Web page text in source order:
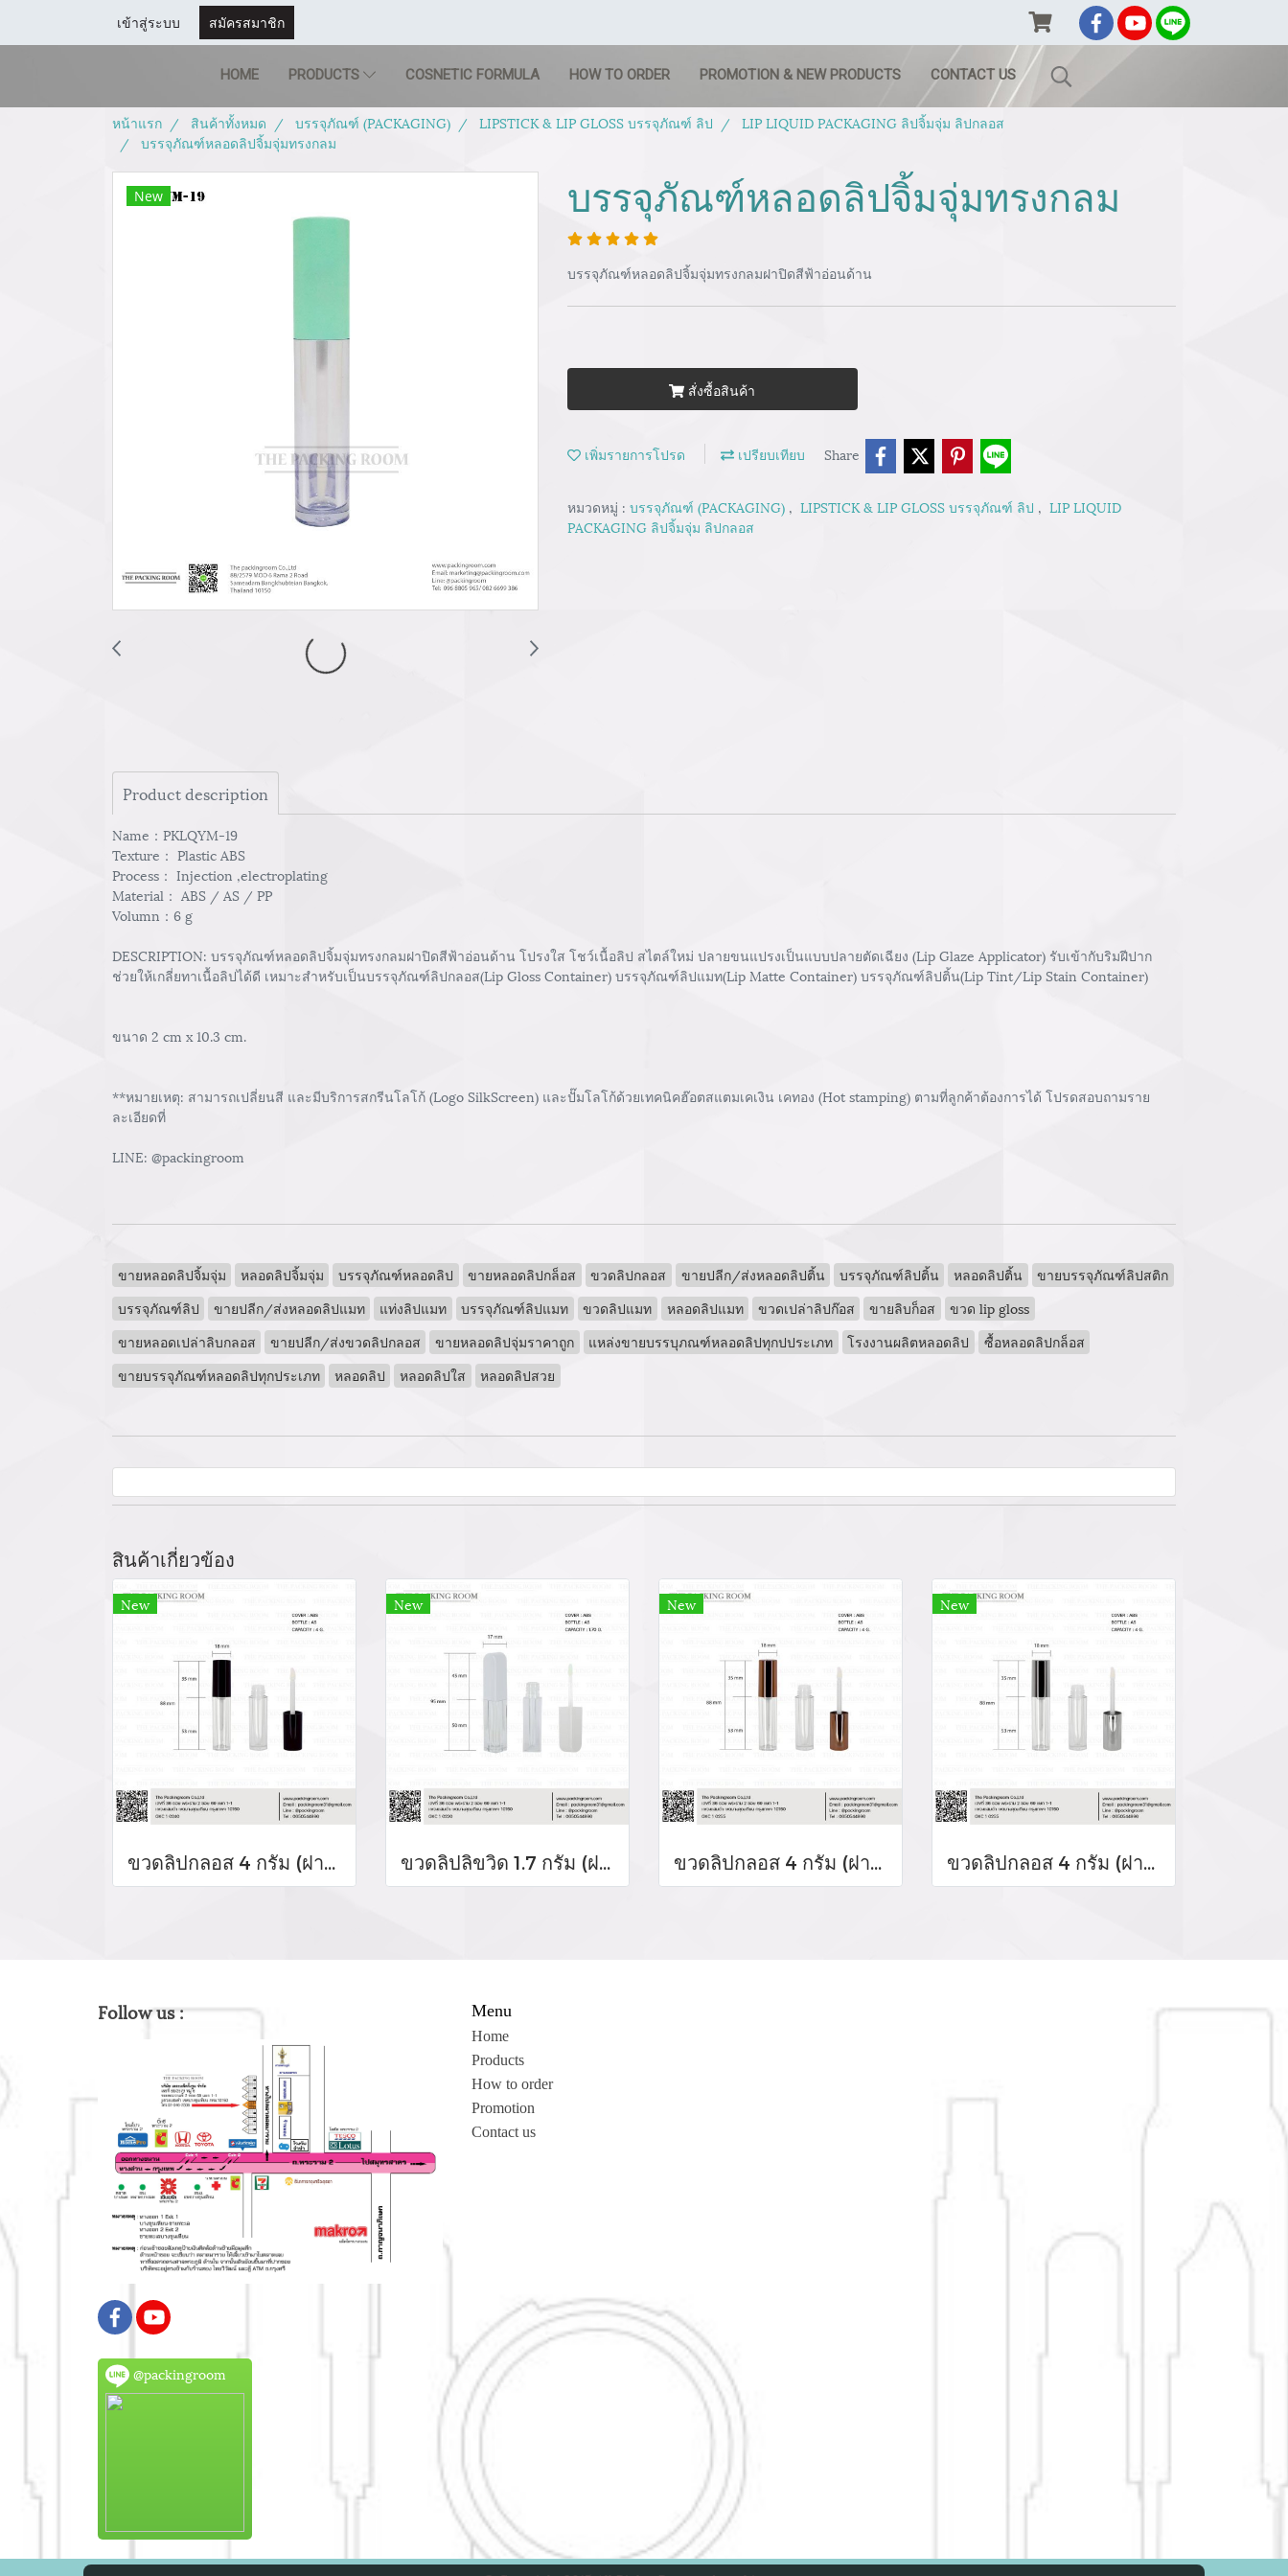
เข้าสู่ระบบ สมัครสมาชิก
HOME PRODUCTS COSNETIC FORMULA HOW TO ORDER PROMOTION & NEW PRODUCTS CONTACT US
หน้าแรก สินค้าทั้งหมด บรรจุภัณฑ์ (PACKAGING) LIPSTICK & LIP GLOSS บรรจุภัณฑ์ ลิป
LIP LIQUID PACKAGING ลิปจิ้มจุ่ม ลิปกลอส
บรรจุภัณฑ์หลอดลิปจิ้มจุ่มทรงกลม
New บรรจุภัณฑ์หลอดลิปจิ้มจุ่มทรงกลม
บรรจุภัณฑ์หลอดลิปจิ้มจุ่มทรงกลมฝาปิดสีฟ้าอ่อนด้าน
สั่งซื้อสินค้า
เพิ่มรายการโปรด เปรียบเทียบ Share
หมวดหมู่ : บรรจุภัณฑ์ (PACKAGING) , LIPSTICK & LIP GLOSS บรรจุภัณฑ์ ลิป , LIP LIQUID
PACKAGING ลิปจิ้มจุ่ม ลิปกลอส
Product description
Name：PKLQYM-19
Texture： Plastic ABS
Process： Injection ,electroplating
Material： ABS / AS / PP
Volumn：6 g
DESCRIPTION: บรรจุภัณฑ์หลอดลิปจิ้มจุ่มทรงกลมฝาปิดสีฟ้าอ่อนด้าน โปรงใส โชว์เนื้อลิป สไตล์ใหม่ ปลายขนแปรงเป็นแบบปลายตัดเฉียง (Lip Glaze Applicator) รับเข้ากับริมฝีปาก
ช่วยให้เกลี่ยทาเนื้อลิปได้ดี เหมาะสำหรับเป็นบรรจุภัณฑ์ลิปกลอส(Lip Gloss Container) บรรจุภัณฑ์ลิปแมท(Lip Matte Container) บรรจุภัณฑ์ลิปติ้น(Lip Tint/Lip Stain Container)
ขนาด 2 cm x 10.3 cm.
**หมายเหตุ: สามารถเปลี่ยนสี และมีบริการสกรีนโลโก้ (Logo SilkScreen) และปั๊มโลโก้ด้วยเทคนิคฮ๊อตสแตมเคเงิน เคทอง (Hot stamping) ตามที่ลูกค้าต้องการได้ โปรดสอบถามราย
ละเอียดที่
LINE: @packingroom
ขายหลอดลิปจิ้มจุ่ม หลอดลิปจิ้มจุ่ม บรรจุภัณฑ์หลอดลิป ขายหลอดลิปกล็อส ขวดลิปกลอส ขายปลีก/ส่งหลอดลิปติ้น บรรจุภัณฑ์ลิปติ้น หลอดลิปติ้น
ขายบรรจุภัณฑ์ลิปสติก
บรรจุภัณฑ์ลิป
ขายปลีก/ส่งหลอดลิปแมท แท่งลิปแมท บรรจุภัณฑ์ลิปแมท ขวดลิปแมท หลอดลิปแมท ขวดเปล่าลิปก๊อส ขายลิบก็อส
ขวด lip gloss
ขายหลอดเปล่าลิบกลอส
ขายปลีก/ส่งขวดลิปกลอส ขายหลอดลิปจุ่มราคาถูก แหล่งขายบรรบุภณฑ์หลอดลิปทุกปประเภท โรงงานผลิตหลอดลิป
ซื้อหลอดลิปกล็อส
ขายบรรจุภัณฑ์หลอดลิปทุกประเภท
หลอดลิป หลอดลิปใส หลอดลิปสวย
สินค้าเกี่ยวข้อง
New
ขวดลิปกลอส 4 กรัม (ฝาสีดำเงา)
New
ขวดลิปลิขวิด 1.7 กรัม (ฝาสีขาว)
New
ขวดลิปกลอส 4 กรัม (ฝาสีโรสโกล์ด)
New
ขวดลิปกลอส 4 กรัม (ฝาสีเงิน)
Follow us :
@packingroom
Menu
Home
Products
How to order
Promotion
Contact us